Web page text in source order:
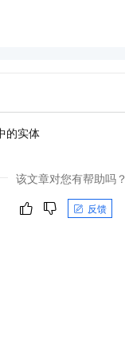
的实体
该文章对您有帮助吗？
反馈